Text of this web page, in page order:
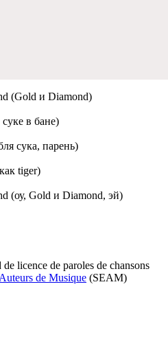
(Gold и Diamond)
в бане)
сука, парень)
tiger)
(оу, Gold и Diamond, эй)
licence de paroles de chansons
de Musique (SEAM)